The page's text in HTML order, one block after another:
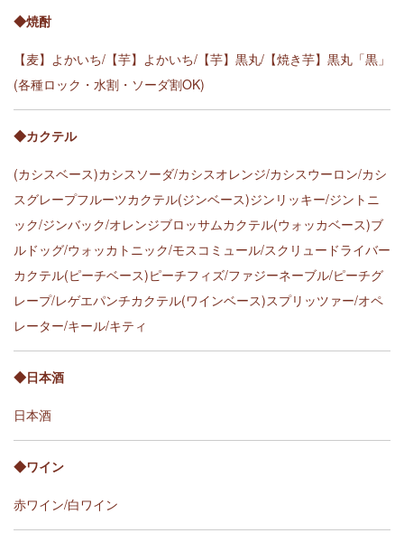
◆焼酎
【麦】よかいち/【芋】よかいち/【芋】黒丸/【焼き芋】黒丸「黒」
(各種ロック・水割・ソーダ割OK)
◆カクテル
(カシスベース)カシスソーダ/カシスオレンジ/カシスウーロン/カシ
スグレープフルーツカクテル(ジンベース)ジンリッキー/ジントニ
ック/ジンバック/オレンジブロッサムカクテル(ウォッカベース)ブ
ルドッグ/ウォッカトニック/モスコミュール/スクリュードライバー
カクテル(ピーチベース)ピーチフィズ/ファジーネーブル/ピーチグ
レープ/レゲエパンチカクテル(ワインベース)スプリッツァー/オペ
レーター/キール/キティ
◆日本酒
日本酒
◆ワイン
赤ワイン/白ワイン